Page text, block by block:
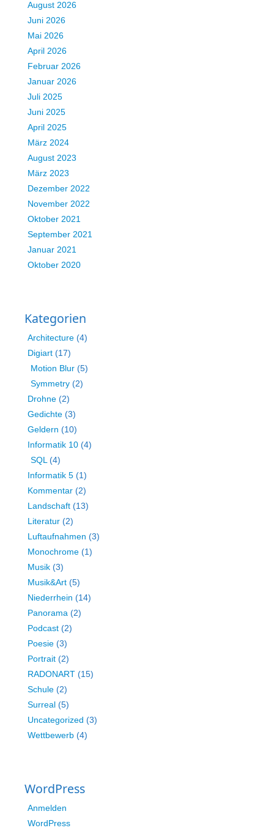
August 2026
Juni 2026
Mai 2026
April 2026
Februar 2026
Januar 2026
Juli 2025
Juni 2025
April 2025
März 2024
August 2023
März 2023
Dezember 2022
November 2022
Oktober 2021
September 2021
Januar 2021
Oktober 2020
Kategorien
Architecture (4)
Digiart (17)
Motion Blur (5)
Symmetry (2)
Drohne (2)
Gedichte (3)
Geldern (10)
Informatik 10 (4)
SQL(4)
Informatik 5 (1)
Kommentar (2)
Landschaft (13)
Literatur (2)
Luftaufnahmen (3)
Monochrome (1)
Musik (3)
Musik&Art (5)
Niederrhein (14)
Panorama (2)
Podcast (2)
Poesie (3)
Portrait (2)
RADONART (15)
Schule (2)
Surreal (5)
Uncategorized (3)
Wettbewerb (4)
WordPress
Anmelden
WordPress